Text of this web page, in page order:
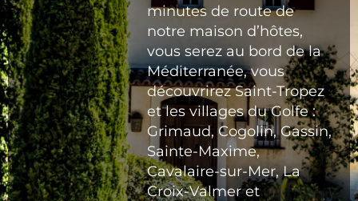
minutes de route de
notre maison d’hôtes,
vous serez au bord de la
Méditerranée, vous
découvrirez Saint-Tropez
et les villages du Golfe :
Grimaud, Cogolin, Gassin,
Sainte-Maxime,
Cavalaire-sur-Mer, La
Croix-Valmer et